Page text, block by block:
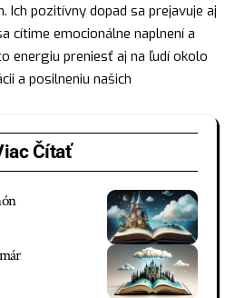
Ich pozitívny dopad sa prejavuje aj
cítime emocionálne naplnení a
energiu preniesť aj na ľudí okolo
a posilneniu našich
Čítať